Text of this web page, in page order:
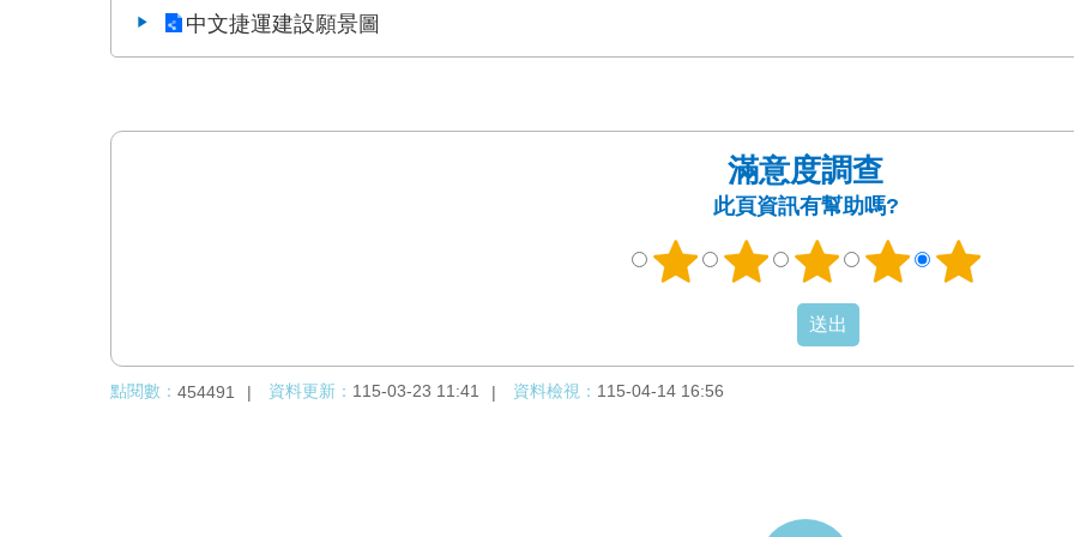
中文捷運建設願景圖
滿意度調查
此頁資訊有幫助嗎?
點閱數： 454491 資料更新： 115-03-23 11:41 資料檢視： 115-04-14 16:56